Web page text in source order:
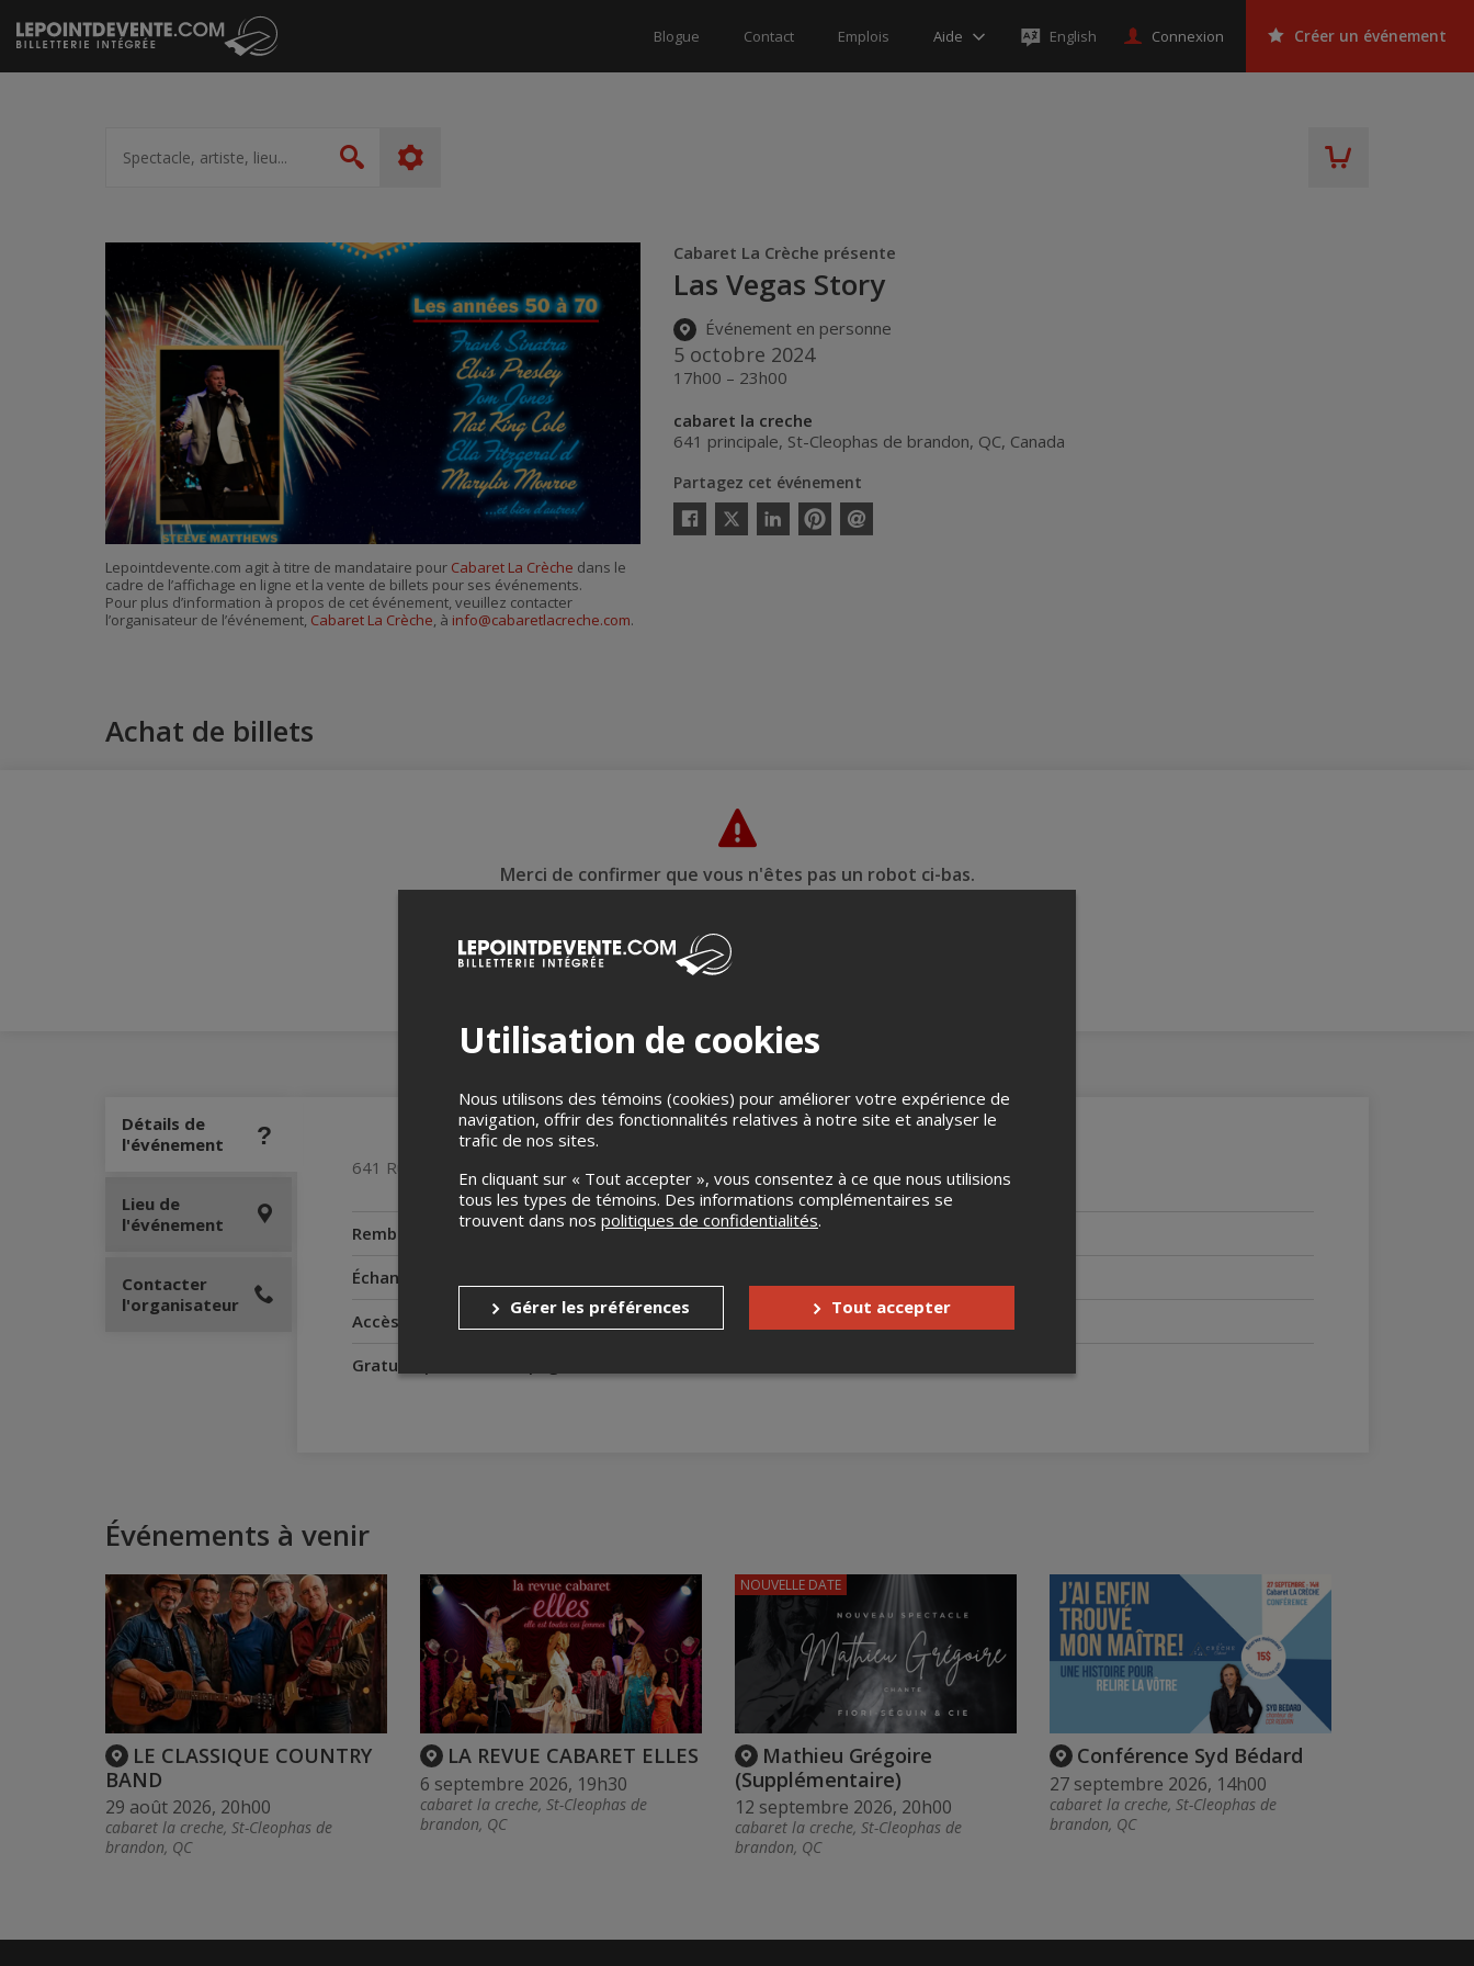
Passer
au
contenu
Blogue Contact Emplois Aide English Connexion Créer un événement
artiste,
lieu...
Rechercher
Cabaret La Crèche présente
Las Vegas Story
Événement en personne
5 octobre 2024
17h00 – 23h00
cabaret la creche
641 principale, St-Cleophas de brandon, QC, Canada
Partagez cet événement
Facebook
Twitter
LinkedinPinterestEnvoyer
Lepointdevente.com agit à titre de mandataire pour Cabaret La Crèche dans le
cadre de l’affichage en ligne et la vente de billets pour ses événements.
Pour plus d’information à propos de cet événement, veuillez contacter
l’organisateur de l’événement, Cabaret La Crèche, à info@cabaretlacreche.com.
Achat de billets
Merci de confirmer que vous n'êtes pas un robot ci-bas.
Détails de
l'événement
641 Rue Principale St-Cleophas-De Brandon J0K2A0
Remboursements
Aucun remboursement
Échanges
Accès pour personnes à mobilité réduite
Gratuité pour l'accompagnateur
Lieu de
l'événement
Contacter
l'organisateur
Événements à venir
LE CLASSIQUE COUNTRY
BAND
29 août 2026, 20h00
cabaret la creche, St-Cleophas de
brandon, QC
LA REVUE CABARET ELLES
6 septembre 2026, 19h30
cabaret la creche, St-Cleophas de
brandon, QC
Mathieu Grégoire
(Supplémentaire)
12 septembre 2026, 20h00
cabaret la creche, St-Cleophas de
brandon, QC
NOUVELLE DATE
Conférence Syd Bédard
27 septembre 2026, 14h00
cabaret la creche, St-Cleophas de
brandon, QC
Utilisation de cookies
Nous utilisons des témoins (cookies) pour améliorer votre expérience de
navigation, offrir des fonctionnalités relatives à notre site et analyser le
trafic de nos sites.
En cliquant sur « Tout accepter », vous consentez à ce que nous utilisions
tous les types de témoins. Des informations complémentaires se
trouvent dans nos politiques de confidentialités.
Gérer les préférences Tout accepter